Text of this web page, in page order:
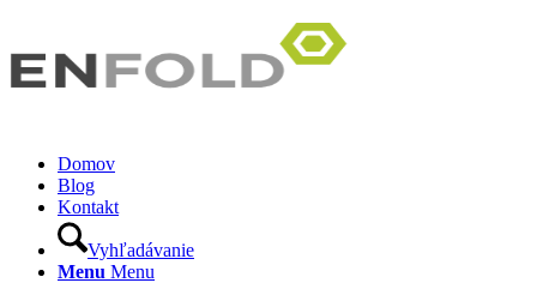
Domov
Blog
Kontakt
Vyhľadávanie
Menu Menu